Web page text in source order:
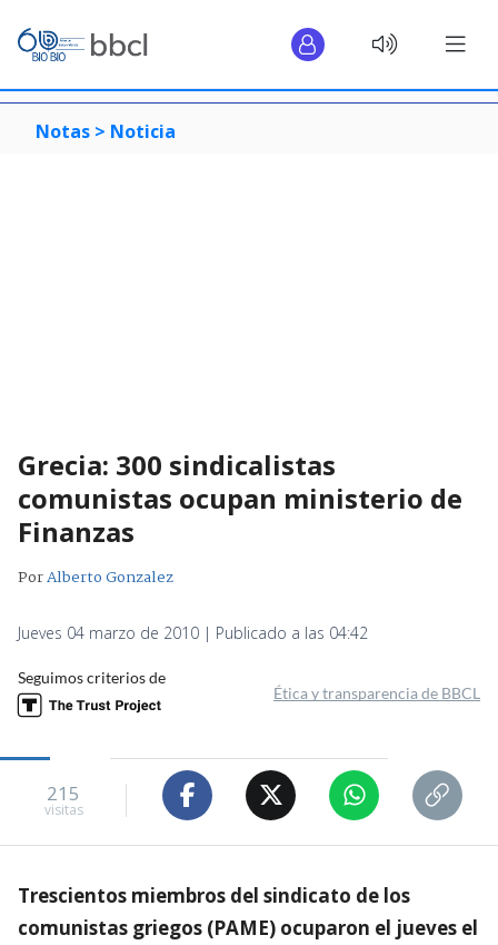
Notas > Noticia
Grecia: 300 sindicalistas
comunistas ocupan ministerio de
Finanzas
PorAlberto Gonzalez
Jueves 04 marzo de 2010 | Publicado a las 04:42
Seguimos criterios de
Ética y transparencia de BBCL
215
visitas
Trescientos miembros del sindicato de los
comunistas griegos (PAME) ocuparon el jueves el